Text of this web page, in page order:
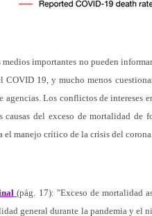
importantes no pueden
COVID 19, y mucho menos
agencias. Los conflictos de
causas del exceso de mortalidad de
el manejo crítico de la crisis del
(pág. 17): "Exceso de mortalidad
general durante la pandemia y el